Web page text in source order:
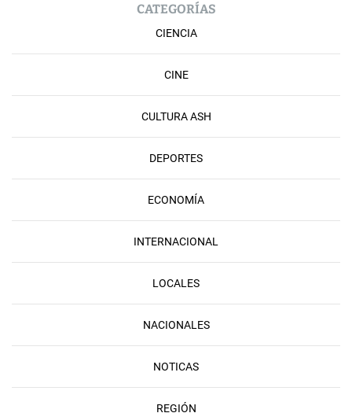
CATEGORÍAS
CIENCIA
CINE
CULTURA ASH
DEPORTES
ECONOMÍA
INTERNACIONAL
LOCALES
NACIONALES
NOTICAS
REGIÓN